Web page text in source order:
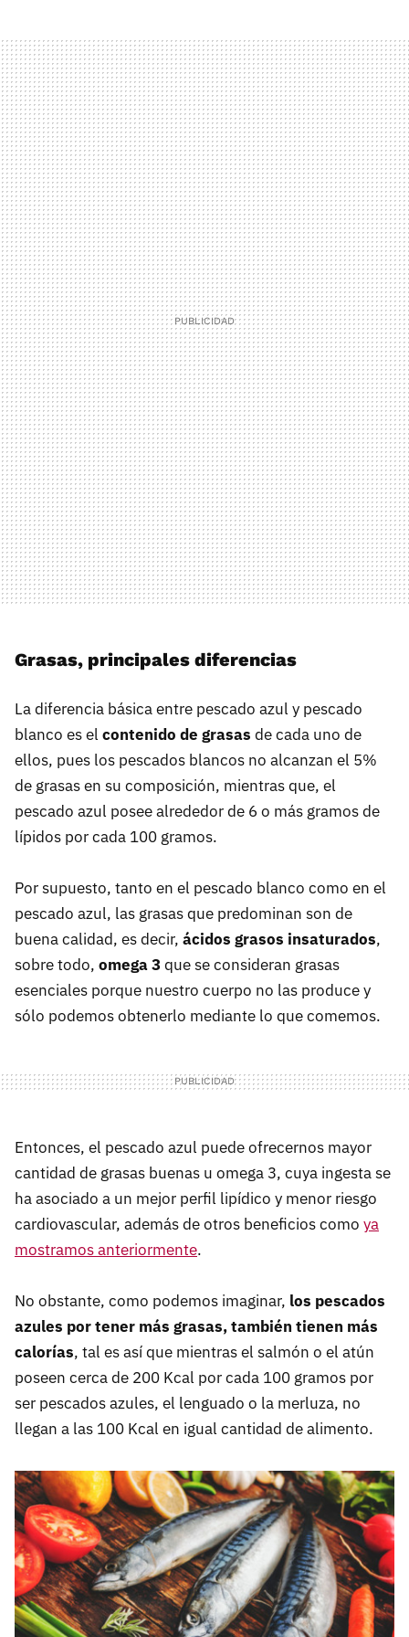
Grasas, principales diferencias
La diferencia básica entre pescado azul y pescado
blanco es el contenido de grasas de cada uno de
ellos, pues los pescados blancos no alcanzan el 5%
de grasas en su composición, mientras que, el
pescado azul posee alrededor de 6 o más gramos de
lípidos por cada 100 gramos.
Por supuesto, tanto en el pescado blanco como en el
pescado azul, las grasas que predominan son de
buena calidad, es decir, ácidos grasos insaturados,
sobre todo, omega 3que se consideran grasas
esenciales porque nuestro cuerpo no las produce y
sólo podemos obtenerlo mediante lo que comemos.
Entonces, el pescado azul puede ofrecernos mayor
cantidad de grasas buenas u omega 3, cuya ingesta se
ha asociado a un mejor perfil lipídico y menor riesgo
cardiovascular, además de otros beneficios como ya
mostramos anteriormente.
No obstante, como podemos imaginar, los pescados
azules por tener más grasas, también tienen más
calorías, tal es así que mientras el salmón o el atún
poseen cerca de 200 Kcal por cada 100 gramos por
ser pescados azules, el lenguado o la merluza, no
llegan a las 100 Kcal en igual cantidad de alimento.